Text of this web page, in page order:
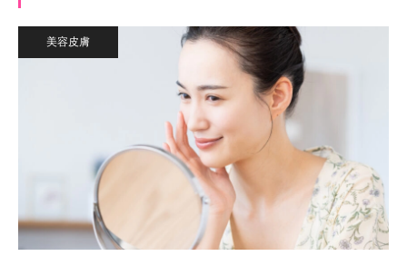
美容皮膚